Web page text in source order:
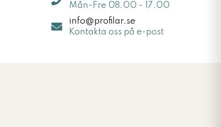
Mån-Fre 08.00 - 17.00
info@profilar.se
Kontakta oss på e-post